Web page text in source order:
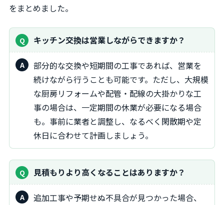
をまとめました。
キッチン交換は営業しながらできますか？
部分的な交換や短期間の工事であれば、営業を
続けながら行うことも可能です。ただし、大規模
な厨房リフォームや配管・配線の大掛かりな工
事の場合は、一定期間の休業が必要になる場合
も。事前に業者と調整し、なるべく閑散期や定
休日に合わせて計画しましょう。
見積もりより高くなることはありますか？
追加工事や予期せぬ不具合が見つかった場合、